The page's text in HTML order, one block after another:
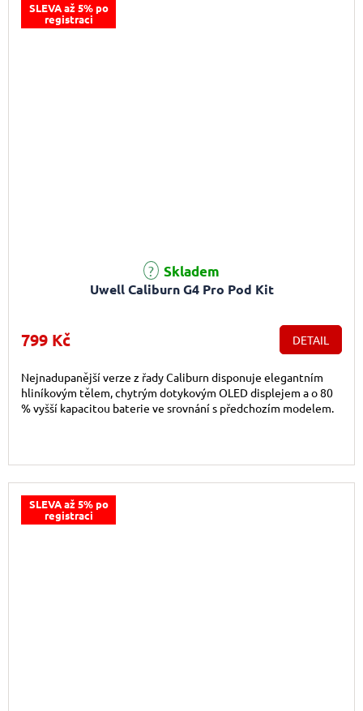
SLEVA až 5% po
registraci
Uwell Caliburn G4 Pro Pod Kit
Skladem
799 Kč DETAIL
Nejnadupanější verze z řady Caliburn disponuje elegantním
hliníkovým tělem, chytrým dotykovým OLED displejem a o 80
% vyšší kapacitou baterie ve srovnání s předchozím modelem.
SLEVA až 5% po
registraci